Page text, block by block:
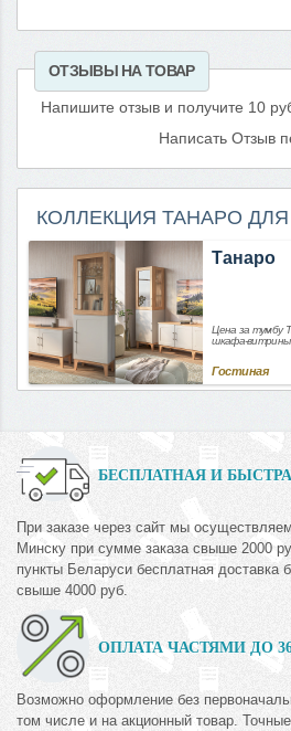
ОТЗЫВЫ НА ТОВАР
Напишите отзыв и получите 10
Написать Отзыв
КОЛЛЕКЦИЯ ТАНАРО ДЛЯ
Танаро
Цена за тумбу
шкафа-витрины
Гостиная
БЕСПЛАТНАЯ И
При заказе через сайт мы
Минску при сумме заказа свыше 2000
пункты Беларуси бесплатная доставка
свыше 4000 руб.
ОПЛАТА ЧАСТЯМИ ДО
Возможно оформление без
том числе и на акционный товар.